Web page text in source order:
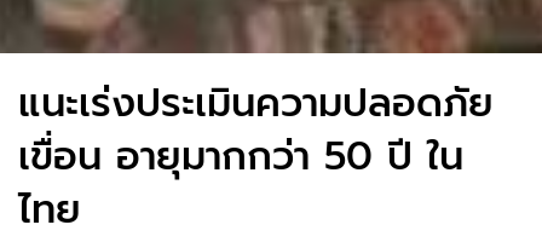
แนะเร่งประเมินความปลอดภัย
เขื่อน อายุมากกว่า 50 ปี ใน
ไทย